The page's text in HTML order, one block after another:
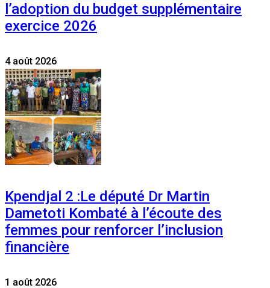
l’adoption du budget supplémentaire
exercice 2026
4 août 2026
Kpendjal 2 :Le député Dr Martin
Dametoti Kombaté à l’écoute des
femmes pour renforcer l’inclusion
financière
1 août 2026